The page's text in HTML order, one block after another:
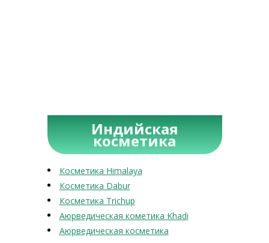
Индийская
косметика
Косметика Himalaya
Косметика Dabur
Косметика Trichup
Аюрведическая кометика Khadi
Аюрведическая косметика